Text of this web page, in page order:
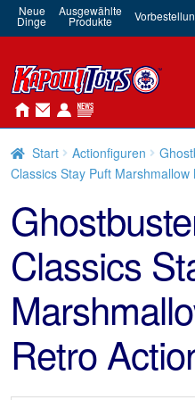
Neue
Dinge
Ausgewählte
Produkte
Start Actionfiguren
Classics Stay Puft
Classics
Retro